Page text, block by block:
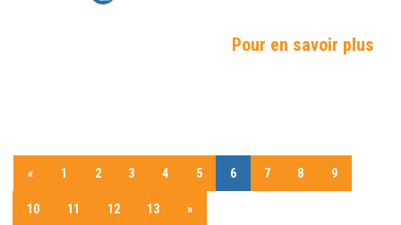
Pour en savoir plus
« 1 2 3 4 5 6 7 8 9
10 11 12 13 »